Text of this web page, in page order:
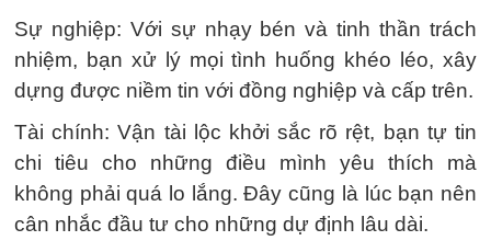
Sự nghiệp: Với sự nhạy bén và tinh thần trách
nhiệm, bạn xử lý mọi tình huống khéo léo, xây
dựng được niềm tin với đồng nghiệp và cấp trên.
Tài chính: Vận tài lộc khởi sắc rõ rệt, bạn tự tin
chi tiêu cho những điều mình yêu thích mà
không phải quá lo lắng. Đây cũng là lúc bạn nên
cân nhắc đầu tư cho những dự định lâu dài.